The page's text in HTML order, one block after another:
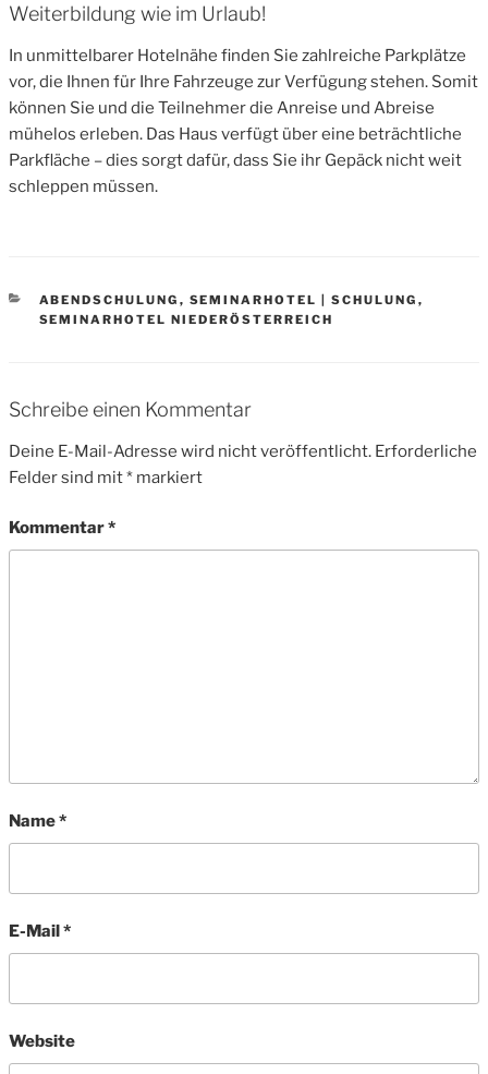
Weiterbildung wie im Urlaub!
In unmittelbarer Hotelnähe finden Sie zahlreiche Parkplätze
vor, die Ihnen für Ihre Fahrzeuge zur Verfügung stehen. Somit
können Sie und die Teilnehmer die Anreise und Abreise
mühelos erleben. Das Haus verfügt über eine beträchtliche
Parkfläche – dies sorgt dafür, dass Sie ihr Gepäck nicht weit
schleppen müssen.
CATEGORIES
ABENDSCHULUNG , SEMINARHOTEL | SCHULUNG ,
SEMINARHOTEL NIEDERÖSTERREICH
Schreibe einen Kommentar
Deine E-Mail-Adresse wird nicht veröffentlicht. Erforderliche
Felder sind mit* markiert
Kommentar*
Name*
E-Mail*
Website